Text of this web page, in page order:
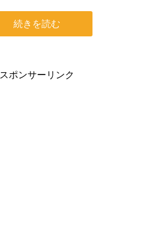
続きを読む
スポンサーリンク